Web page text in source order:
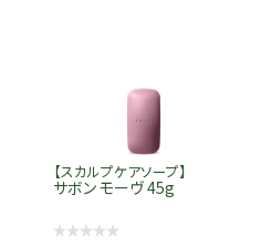
【スカルプケアソープ】
サボン モーヴ 45g